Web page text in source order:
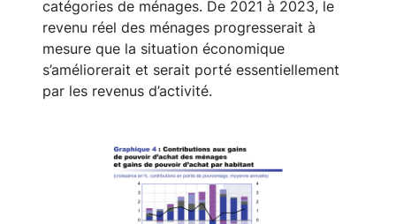
catégories de ménages. De 2021 à 2023, le
revenu réel des ménages progresserait à
mesure que la situation économique
s’améliorerait et serait porté essentiellement
par les revenus d’activité.